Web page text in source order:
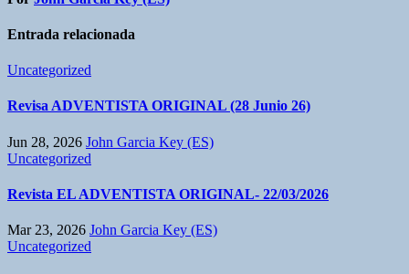
Entrada relacionada
Uncategorized
Revisa ADVENTISTA ORIGINAL (28 Junio 26)
Jun 28, 2026 John Garcia Key (ES)
Uncategorized
Revista EL ADVENTISTA ORIGINAL- 22/03/2026
Mar 23, 2026 John Garcia Key (ES)
Uncategorized